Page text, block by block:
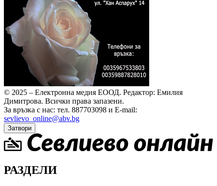
© 2025 – Електронна медия ЕООД. Редактор: Емилия
Димитрова. Всички права запазени.
За връзка с нас: тел. 887703098 и E-mail:
sevlievo_online@abv.bg
Затвори
РАЗДЕЛИ